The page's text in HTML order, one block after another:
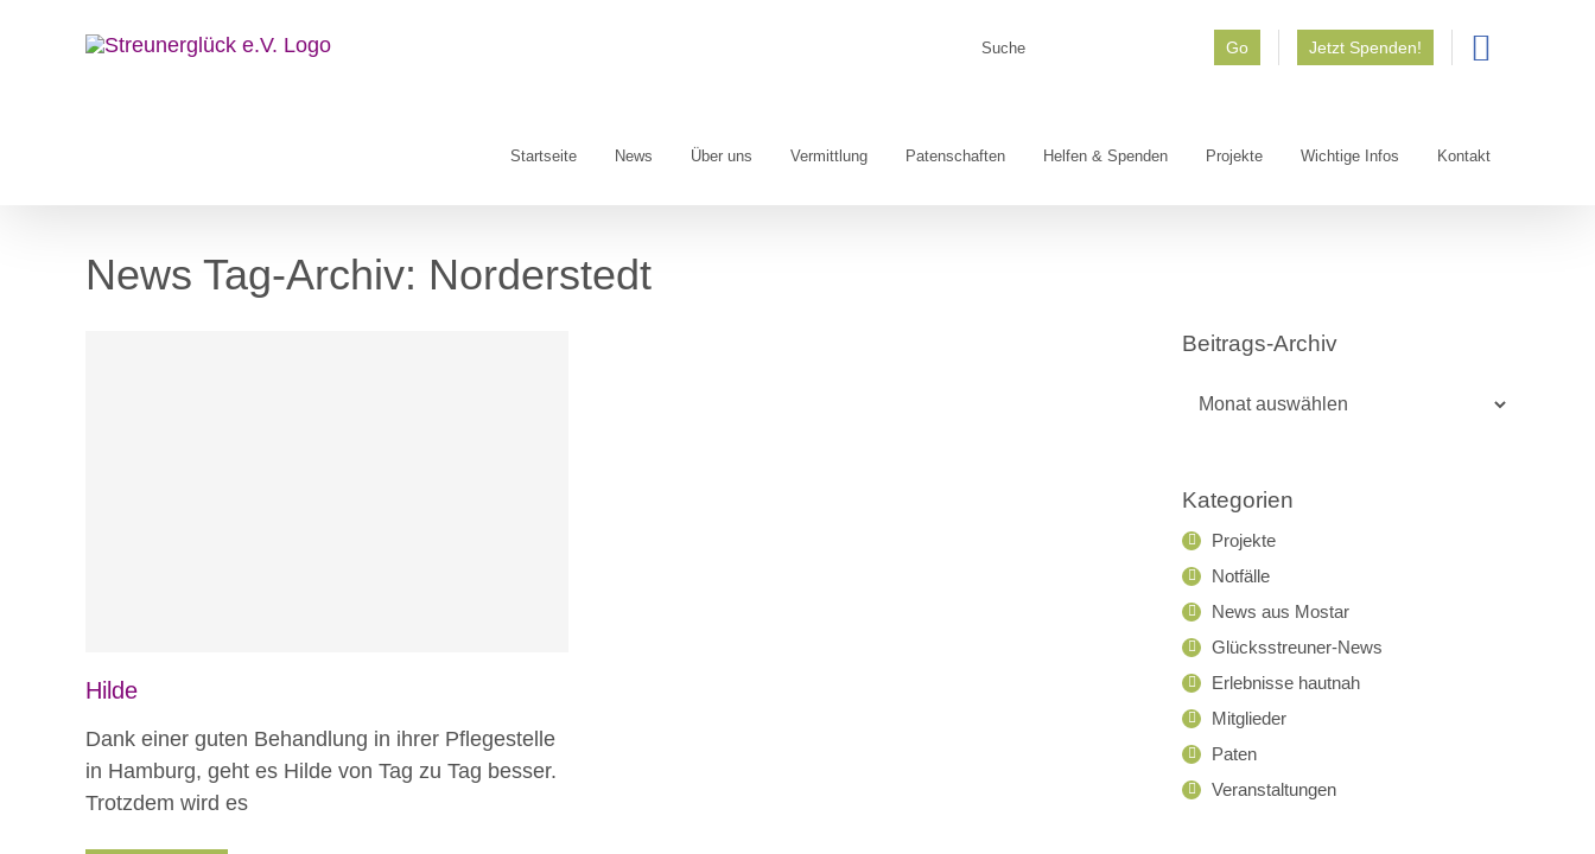
Go Jetzt Spenden!
Startseite News Über uns Vermittlung Patenschaften Helfen & Spenden Projekte Wichtige Infos Kontakt
News Tag-Archiv: Norderstedt
Hilde
Dank einer guten Behandlung in ihrer Pflegestelle
in Hamburg, geht es Hilde von Tag zu Tag besser.
Trotzdem wird es
Beitrags-Archiv
Kategorien
Projekte
Notfälle
News aus Mostar
Glücksstreuner-News
Erlebnisse hautnah
Mitglieder
Paten
Veranstaltungen